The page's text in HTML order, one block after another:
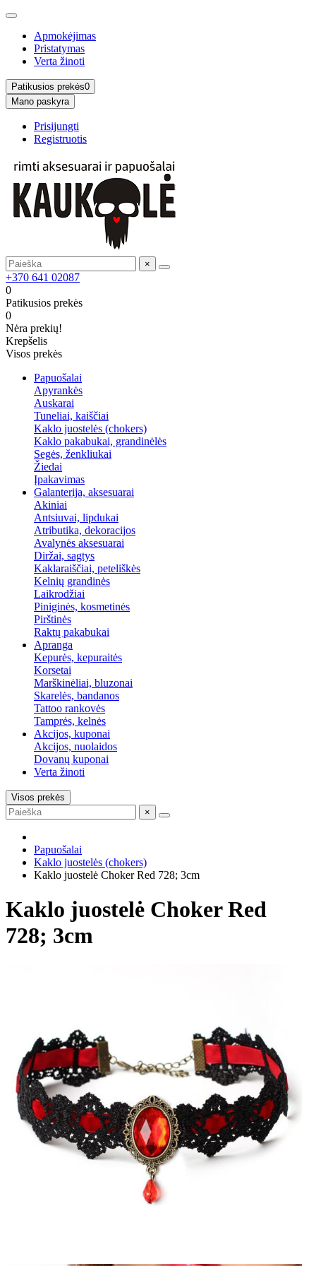
Apmokėjimas
Pristatymas
Verta žinoti
Patikusios prekės0
Mano paskyra
Prisijungti
Registruotis
×
+370 641 02087
0
Patikusios prekės
0
Nėra prekių!
Krepšelis
Visos prekės
Papuošalai
Apyrankės
Auskarai
Tuneliai, kaiščiai
Kaklo juostelės (chokers)
Kaklo pakabukai, grandinėlės
Segės, ženkliukai
Žiedai
Įpakavimas
Galanterija, aksesuarai
Akiniai
Antsiuvai, lipdukai
Atributika, dekoracijos
Avalynės aksesuarai
Diržai, sagtys
Kaklaraiščiai, peteliškės
Kelnių grandinės
Laikrodžiai
Piniginės, kosmetinės
Pirštinės
Raktų pakabukai
Apranga
Kepurės, kepuraitės
Korsetai
Marškinėliai, bluzonai
Skarelės, bandanos
Tattoo rankovės
Tamprės, kelnės
Akcijos, kuponai
Akcijos, nuolaidos
Dovanų kuponai
Verta žinoti
Visos prekės
×
Papuošalai
Kaklo juostelės (chokers)
Kaklo juostelė Choker Red 728; 3cm
Kaklo juostelė Choker Red
728; 3cm